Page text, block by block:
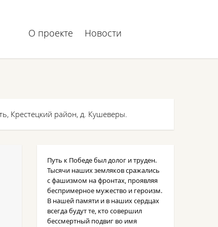
О проекте Новости
Крестецкий район, д. Кушеверы.
Путь к Победе был долог и труден.
Тысячи наших земляков сражались
с фашизмом на фронтах, проявляя
беспримерное мужество и героизм.
В нашей памяти и в наших сердцах
всегда будут те, кто совершил
бессмертный подвиг во имя